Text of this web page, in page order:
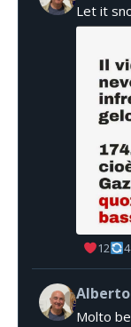
Let it
12 4
Molto